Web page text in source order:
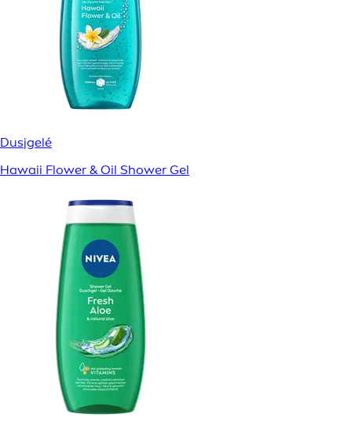
Dusjgelé
Hawaii Flower & Oil Shower Gel